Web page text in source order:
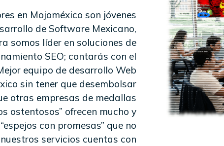
en Mojoméxico son jóvenes
de Software Mexicano,
somos líder en soluciones de
SEO; contarás con el
equipo de desarrollo Web
sin tener que desembolsar
otras empresas de medallas
ostentosos” ofrecen mucho y
con promesas” que no
servicios cuentas con